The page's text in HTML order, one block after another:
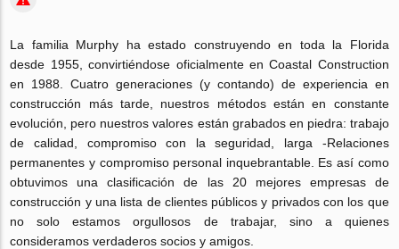
La familia Murphy ha estado construyendo en toda la Florida
desde 1955, convirtiéndose oficialmente en Coastal Construction
en 1988. Cuatro generaciones (y contando) de experiencia en
construcción más tarde, nuestros métodos están en constante
evolución, pero nuestros valores están grabados en piedra: trabajo
de calidad, compromiso con la seguridad, larga
-Relaciones
permanentes y compromiso personal inquebrantable. Es así como
obtuvimos una clasificación de las 20 mejores empresas de
construcción y una lista de clientes públicos y privados con los que
no solo estamos orgullosos de trabajar, sino a quienes
consideramos verdaderos socios y amigos.